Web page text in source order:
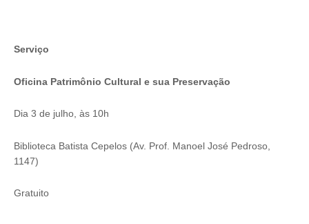
Serviço
Oficina Patrimônio Cultural e sua Preservação
Dia 3 de julho, às 10h
Biblioteca Batista Cepelos (Av. Prof. Manoel José Pedroso,
1147)
Gratuito